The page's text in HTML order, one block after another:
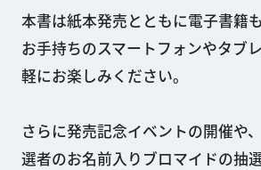
本書は紙本発売とともに電子書籍
お手持ちのスマートフォンやタブ
軽にお楽しみください。
さらに発売記念イベントの開催や
選者のお名前入りブロマイドの抽